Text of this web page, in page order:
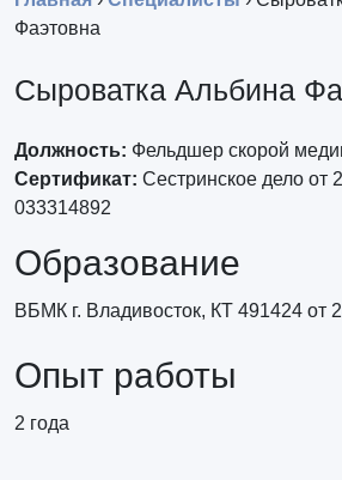
Фаэтовна
Сыроватка Альбина
Должность: Фельдшер скорой
Сертификат: Сестринское дело
033314892
Образование
ВБМК г. Владивосток, КТ 491424 от
Опыт работы
2 года